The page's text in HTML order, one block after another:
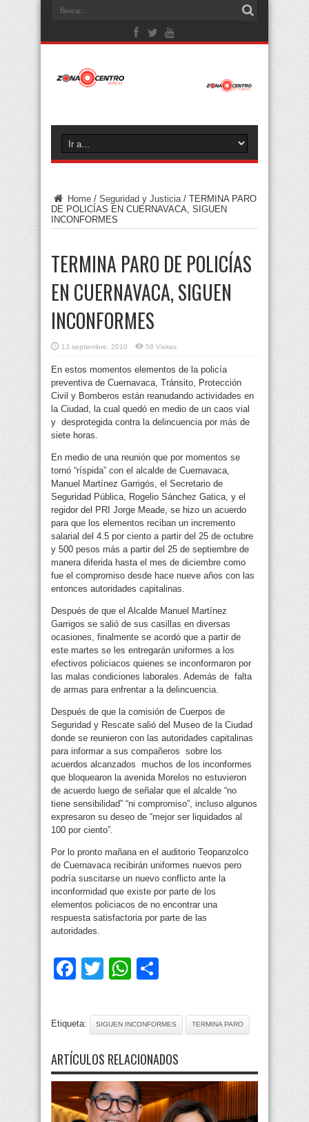
Home / Seguridad y Justicia / TERMINA PARO
DE POLICÍAS EN CUERNAVACA, SIGUEN
INCONFORMES
TERMINA PARO DE POLICÍAS
EN CUERNAVACA, SIGUEN
INCONFORMES
13 septiembre, 2010 58 Visitas
En estos momentos elementos de la policía
preventiva de Cuernavaca, Tránsito, Protección
Civil y Bomberos están reanudando actividades en
la Ciudad, la cual quedó en medio de un caos vial
y desprotegida contra la delincuenciapor más de
siete horas.
En medio de una reunión que por momentos se
tornó “ríspida” con el alcalde de Cuernavaca,
Manuel Martínez Garrigós, el Secretario de
Seguridad Pública, Rogelio Sánchez Gatica, y el
regidor del PRI Jorge Meade, se hizo un acuerdo
para que los elementos reciban un incremento
salarial del 4.5 por ciento a partir del 25 de octubre
y 500 pesos más a partir del 25 de septiembre de
manera diferida hasta el mes de diciembre como
fue el compromiso desde hace nueve años con las
entonces autoridades capitalinas.
Después de que el Alcalde Manuel Martínez
Garrigos se salió de sus casillas en diversas
ocasiones, finalmente se acordó que a partir de
este martes se les entregarán uniformes a los
efectivos policiacos quienes se inconformaron por
las malas condiciones laborales. Además de falta
de armas para enfrentar a la delincuencia.
Después de que la comisión de Cuerpos de
Seguridad y Rescate salió del Museo de la Ciudad
donde se reunieron con las autoridades capitalinas
para informar a sus compañeros sobre los
acuerdos alcanzados muchos de los inconformes
que bloquearon la avenida Morelos no estuvieron
de acuerdo luego de señalar que el alcalde “no
tiene sensibilidad” “ni compromiso”, incluso algunos
expresaron su deseo de “mejor ser liquidados al
100 por ciento”.
Por lo pronto mañana en el auditorio Teopanzolco
de Cuernavaca recibirán uniformes nuevos pero
podría suscitarse un nuevo conflicto ante la
inconformidad que existe por parte de los
elementos policiacos de no encontrar una
respuesta satisfactoria por parte de las
autoridades.
Facebook
TwitterWhatsApp
Etiqueta: SIGUEN INCONFORMES TERMINA PARO
ARTÍCULOS RELACIONADOS